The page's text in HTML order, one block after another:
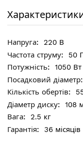
експлуатації.
Ключові
Міцний корпус
пошкодженням
сприяє її
Легкість у
Щиток з
від іскор, що
верстата для
220 В
50
1050 Вт
108
2.5 кг
36 місяців